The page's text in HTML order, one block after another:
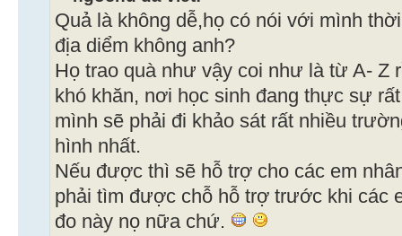
Quả là không dễ,họ có nói với mình
địa diểm không anh?
Họ trao quà như vậy coi như là từ A- Z
khó khăn, nơi học sinh đang thực sự
mình sẽ phải đi khảo sát rất nhiều
hình nhất.
Nếu được thì sẽ hỗ trợ cho các em
phải tìm được chỗ hỗ trợ trước khi các
đo này nọ nữa chứ.